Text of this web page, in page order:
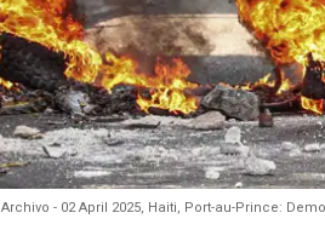
Archivo - 02 April 2025, Haiti, Port-au-Prince: